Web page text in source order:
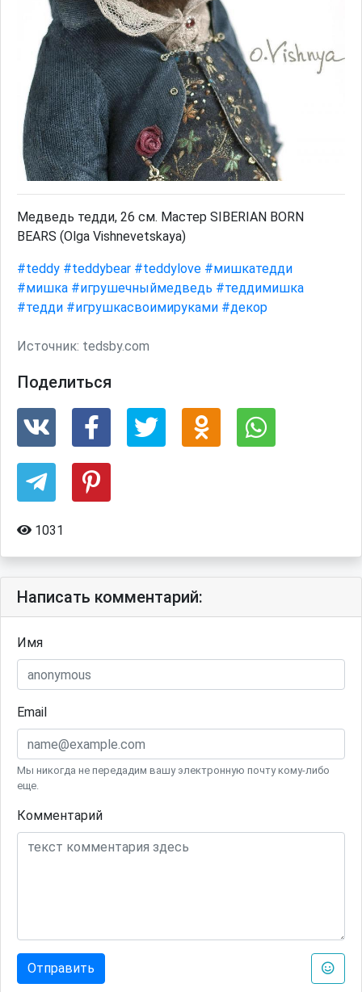
Медведь тедди, 26 см. Мастер SIBERIAN BORN
BEARS (Olga Vishnevetskaya)
#teddy #teddybear #teddylove #мишкатедди
#мишка #игрушечныймедведь #теддимишка
#тедди #игрушкасвоимируками #декор
Источник: tedsby.com
Поделиться
1031
Написать комментарий:
Имя
Email
Мы никогда не передадим вашу электронную почту кому-либо
еще.
Комментарий
Отправить